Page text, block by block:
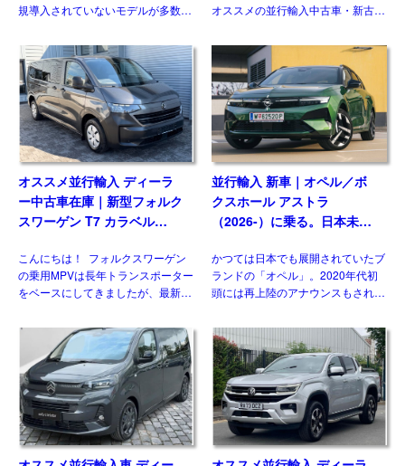
規導入されていないモデルが多数を
トレーディング）でもお客様の問い
合わせおよび並行輸入実績の多いジ
ャンルのひとつです。& […]
オススメの並行輸入中古車・新古
入のシュコダ オクタビア
vRS(Skoda Octavia vRS）です。
グレード追加で […]
オススメ並行輸入 ディーラ
ー中古車在庫｜新型フォルク
スワーゲン T7 カラベル
8AT 左ハンドル
こんにちは！ フォルクスワーゲン
の乗用MPVは長年トランスポーター
をベースにしてきましたが、最新の
た。マルチバンやカリフォルニアが
乗用車系プラットフォームを採用し
たモデルとして […]
並行輸入 新車｜オペル／ボ
クスホール アストラ
（2026-）に乗る。日本未導
要・スペック・価格の情報。
かつては日本でも展開されていたブ
ランドの「オペル」。2020年代初
頭には再上陸のアナウンスもされま
ません。一方欧州では積極的なモデ
ル展開を行っており、ベストセラー
の基幹モデルがフェイスリフ […]